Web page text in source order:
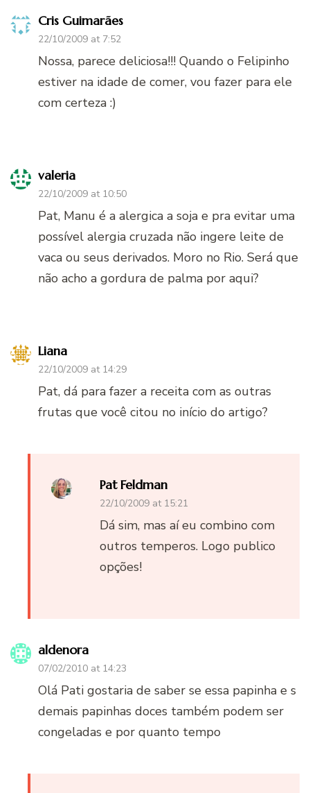
Cris Guimarães
22/10/2009 at 7:52
Nossa, parece deliciosa!!! Quando o Felipinho
estiver na idade de comer, vou fazer para ele
com certeza :)
valeria
22/10/2009 at 10:50
Pat, Manu é a alergica a soja e pra evitar uma
possível alergia cruzada não ingere leite de
vaca ou seus derivados. Moro no Rio. Será que
não acho a gordura de palma por aqui?
Liana
22/10/2009 at 14:29
Pat, dá para fazer a receita com as outras
frutas que você citou no início do artigo?
Pat Feldman
22/10/2009 at 15:21
Dá sim, mas aí eu combino com
outros temperos. Logo publico
opções!
aldenora
07/02/2010 at 14:23
Olá Pati gostaria de saber se essa papinha e s
demais papinhas doces também podem ser
congeladas e por quanto tempo